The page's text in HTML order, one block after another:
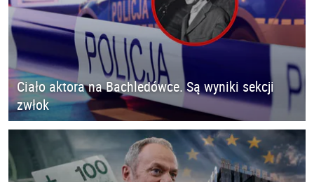
Ciało aktora na Bachledówce. Są wyniki sekcji
zwłok